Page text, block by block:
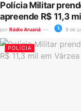
Polícia Militar
apreende R$ 11,3
por Rádio Aruanã 8 de
POLÍCIA